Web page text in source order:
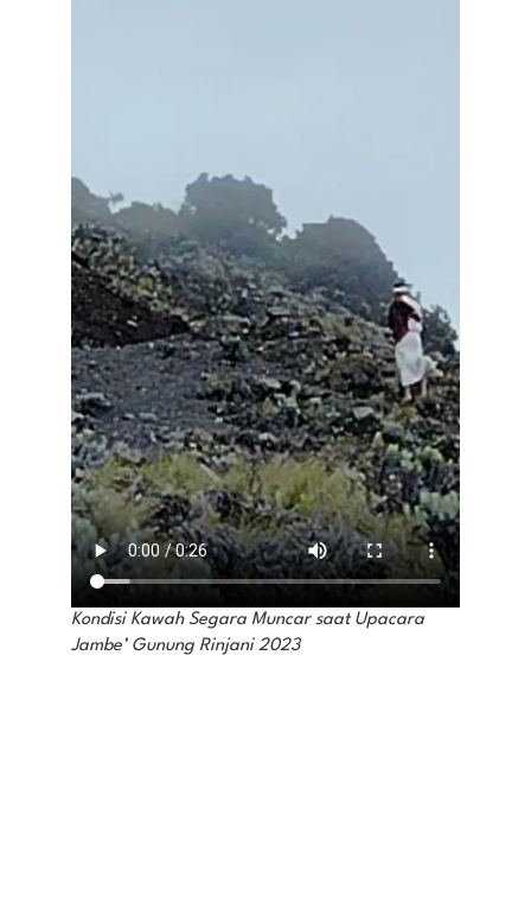
Kondisi Kawah Segara Muncar saat Upacara
Jambe’ Gunung Rinjani 2023